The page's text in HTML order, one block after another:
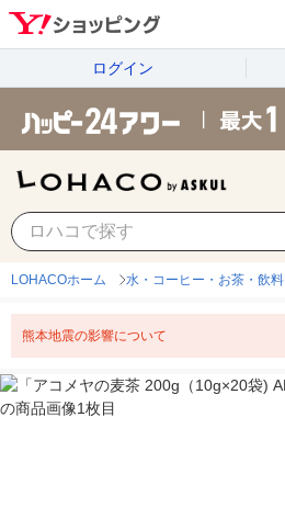
ログイン
LOHACOホーム 水・コーヒー・お茶・飲料
熊本地震の影響について